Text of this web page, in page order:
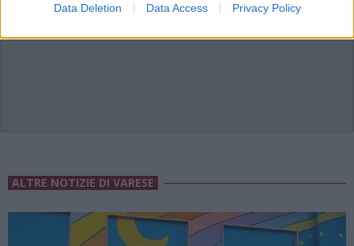
Data Deletion Data Access Privacy Policy
ADV
ALTRE NOTIZIE DI VARESE